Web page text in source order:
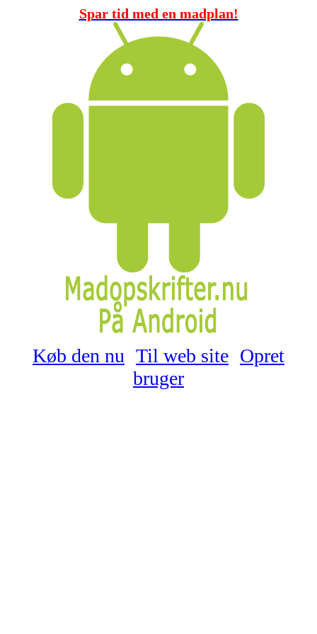
Spar tid med en madplan!
Køb den nu Til web site Opret
bruger